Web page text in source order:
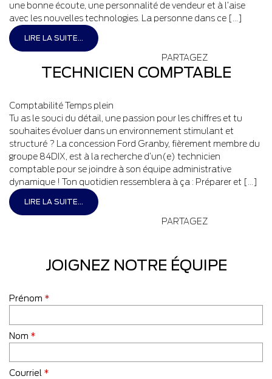
une bonne écoute, une personnalité de vendeur et à l’aise
avec les nouvelles technologies. La personne dans ce […]
LIRE LA SUITE...
PARTAGEZ
TECHNICIEN COMPTABLE
ComptabilitéTemps plein
Tu as le souci du détail, une passion pour les chiffres et tu
souhaites évoluer dans un environnement stimulant et
structuré ? La concession Ford Granby, fièrement membre du
groupe 84DIX, est à la recherche d’un(e) technicien
comptable pour se joindre à son équipe administrative
dynamique ! Ton quotidien ressemblera à ça : Préparer et […]
LIRE LA SUITE...
PARTAGEZ
JOIGNEZ NOTRE ÉQUIPE
Prénom *
Nom *
Courriel *